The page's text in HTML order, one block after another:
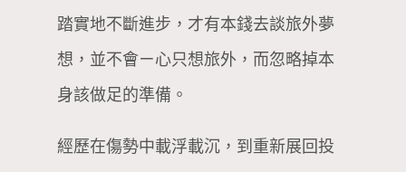
踏實地不斷進步，才有本錢去談旅外夢
想，並不會ㄧ心只想旅外，而忽略掉本
身該做足的準備。
經歷在傷勢中載浮載沉，到重新展回投